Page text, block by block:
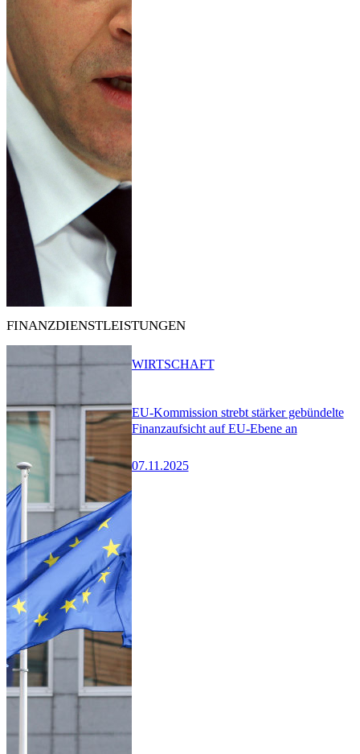
FINANZDIENSTLEISTUNGEN
EU-Kommission strebt stärker gebündelte
Finanzaufsicht auf EU-Ebene an
07.11.2025
WIRTSCHAFT